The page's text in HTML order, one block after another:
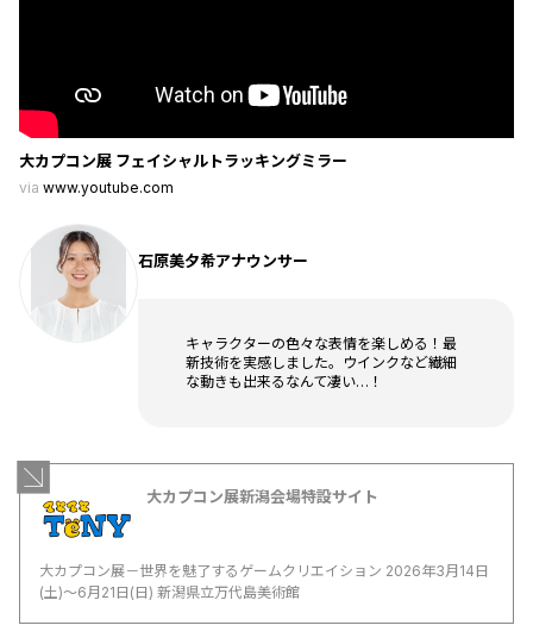
大カプコン展 フェイシャルトラッキングミラー
via www.youtube.com
石原美夕希アナウンサー
キャラクターの色々な表情を楽しめる！最
新技術を実感しました。ウインクなど繊細
な動きも出来るなんて凄い…！
大カプコン展新潟会場特設サイト
大カプコン展－世界を魅了するゲームクリエイション 2026年3月14日
(土)～6月21日(日) 新潟県立万代島美術館